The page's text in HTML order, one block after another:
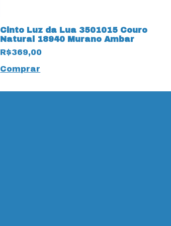
Cinto Luz da Lua 3501015 Couro
Natural 18940 Murano Ambar
R$369,00
Comprar